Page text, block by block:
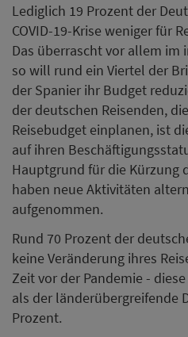
Lediglich 19 Prozent der
COVID-19-Krise weniger für
Das überrascht vor allem im
so will rund ein Viertel der
der Spanier ihr Budget
der deutschen Reisenden,
Reisebudget einplanen, ist
auf ihren
Hauptgrund für die Kürzung
haben neue Aktivitäten
aufgenommen.
Rund 70 Prozent der
keine Veränderung ihres
Zeit vor der Pandemie -
als der länderübergreifende
Prozent.